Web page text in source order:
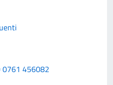
0761 456082